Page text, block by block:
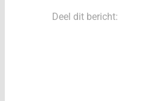
Deel dit bericht: